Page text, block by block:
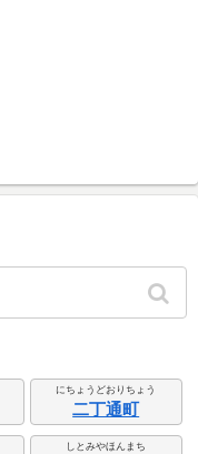
にちょうどおりちょう
二丁通町
しとみやほんまち